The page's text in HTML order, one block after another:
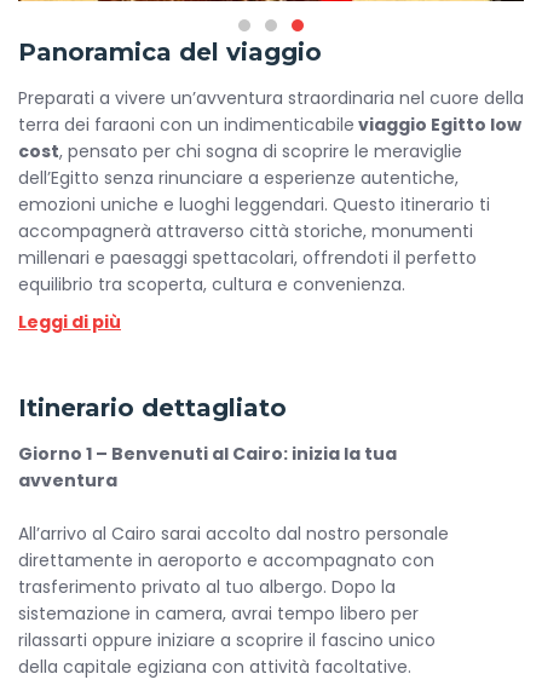
Panoramica del viaggio
Preparati a vivere un’avventura straordinaria nel cuore della
terra dei faraoni con un indimenticabile viaggio Egitto low
cost, pensato per chi sogna di scoprire le meraviglie
dell’Egitto senza rinunciare a esperienze autentiche,
emozioni uniche e luoghi leggendari. Questo itinerario ti
accompagnerà attraverso città storiche, monumenti
millenari e paesaggi spettacolari, offrendoti il perfetto
equilibrio tra scoperta, cultura e convenienza.
Il tuo viaggio inizierà al Cairo, una città vibrante dove
affascinante. Qui ti troverai davanti a uno dei panorami più
iconici del mondo: le maestose Piramidi di Giza,
l’enigmatica Sfinge e gli straordinari tesori custoditi nel
Grande Museo Ehizio , Sarà solo l’inizio di un’esperienza
Questoviaggio Egitto low cost ti porterà poi nel cuore
dell’Alto Egitto, tra antichi templi e scenari senza tempo
lungo il Nilo. Attraverserai città ricche di storia come Assuan
e Luxor, ammirando luoghi straordinari come il Tempio di
Philae, Kom Ombo, Edfu, la Valle dei Re e il magnifico
Tempio di Karnak. Ogni tappa sarà un viaggio nel passato,
Leggi di più
Itinerario dettagliato
Giorno 1 – Benvenuti al Cairo: inizia la tua
avventura
All’arrivo al Cairo sarai accolto dal nostro personale
direttamente in aeroporto e accompagnato con
trasferimento privato al tuo albergo. Dopo la
sistemazione in camera, avrai tempo libero per
rilassarti oppure iniziare a scoprire il fascino unico
della capitale egiziana con attività facoltative.